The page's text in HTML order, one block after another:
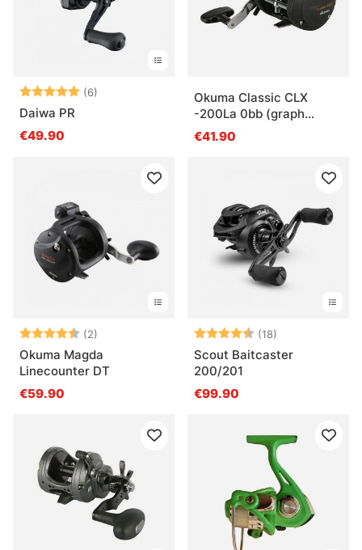
Arvio: (6)
5.0 5:sta tähdestä
Daiwa PR
€49.90
Okuma Classic CLX
-200La 0bb (graph
spool)
€41.90
Arvio: (2)
4.5 5:sta tähdestä
Okuma Magda
Linecounter DT
€59.90
Arvio: (18)
Scout Baitcaster
200/201
€99.90